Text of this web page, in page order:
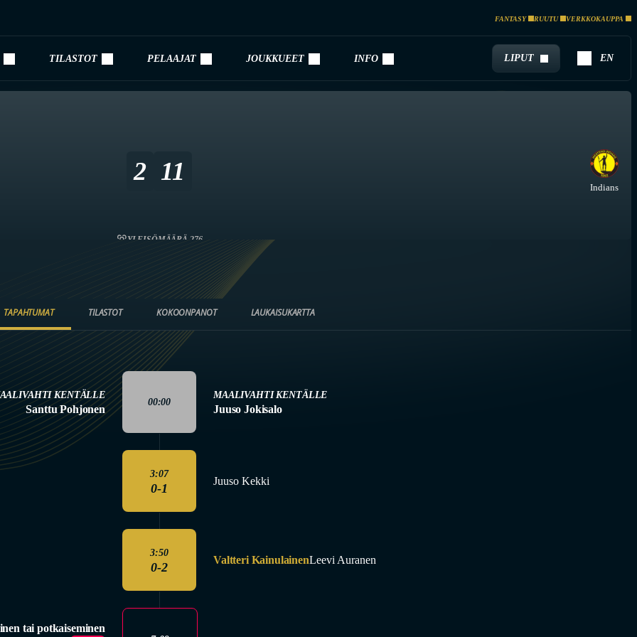
FANTASY RUUTU VERKKOKAUPPA
TILASTOT PELAAJAT JOUKKUEET INFO LIPUT EN
2 11
Indians
YLEISÖMÄÄRÄ 276
TAPAHTUMAT TILASTOT KOKOONPANOT LAUKAISUKARTTA
KENTÄLLE
Santtu Pohjonen
00:00
MAALIVAHTI KENTÄLLE
Juuso Jokisalo
3:07
0-1
Juuso Kekki
3:50
0-2
Valtteri KainulainenLeevi Auranen
tai potkaiseminen